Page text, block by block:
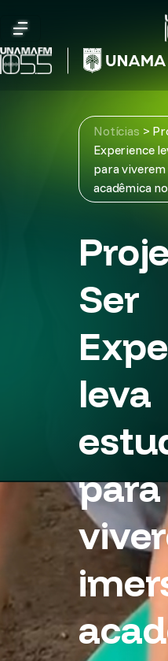
content
Notícias >
Experience
para
acadêmica
Ser
leva
para